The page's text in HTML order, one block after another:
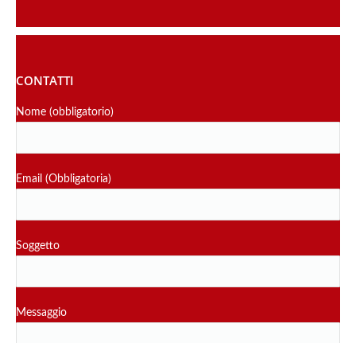
CONTATTI
Nome (obbligatorio)
Email (Obbligatoria)
Soggetto
Messaggio